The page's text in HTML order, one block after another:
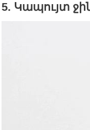
5. Կապույտ